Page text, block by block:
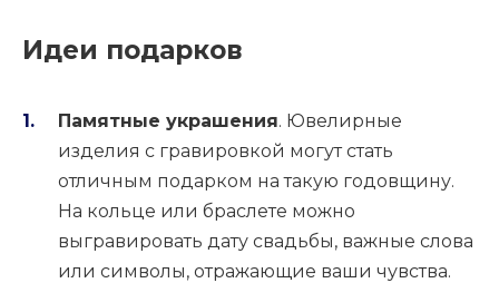
Идеи подарков
Памятные украшения. Ювелирные
изделия с гравировкой могут стать
отличным подарком на такую годовщину.
На кольце или браслете можно
выгравировать дату свадьбы, важные слова
или символы, отражающие ваши чувства.